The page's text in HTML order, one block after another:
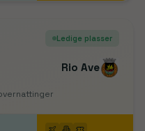
Ledige plasser
Rio Ave